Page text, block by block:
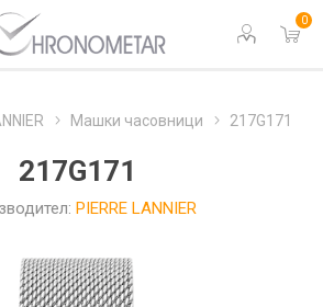
0
Машки часовници 217G171
217G171
PIERRE LANNIER